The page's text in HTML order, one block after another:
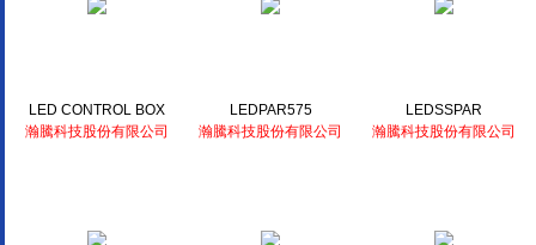
LED CONTROL BOX
瀚騰科技股份有限公司
LEDPAR575
瀚騰科技股份有限公司
LEDSSPAR
瀚騰科技股份有限公司